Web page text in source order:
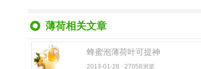
薄荷相关文章
蜂蜜泡薄荷叶可提神
2013-01-28 · 27058浏览